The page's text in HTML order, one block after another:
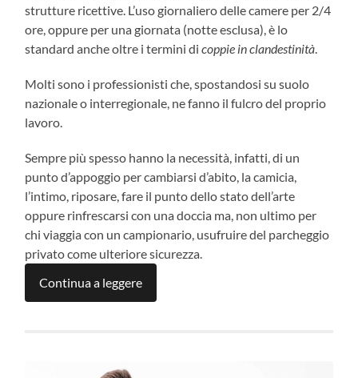
strutture ricettive. L’uso giornaliero delle camere per 2/4
ore, oppure per una giornata (notte esclusa), è lo
standard anche oltre i termini dicoppie inclandestinità
Molti sono i professionisti che, spostandosi su suolo
nazionale o interregionale, ne fanno il fulcro del proprio
lavoro.
Sempre più spesso hanno la necessità, infatti, di un
punto d’appoggio per cambiarsi d’abito, la camicia,
l’intimo, riposare, fare il punto dello stato dell’arte
oppure rinfrescarsi con una doccia ma, non ultimo per
chi viaggia con un campionario, usufruire del parcheggio
privato come ulteriore sicurezza.
Continua a leggere